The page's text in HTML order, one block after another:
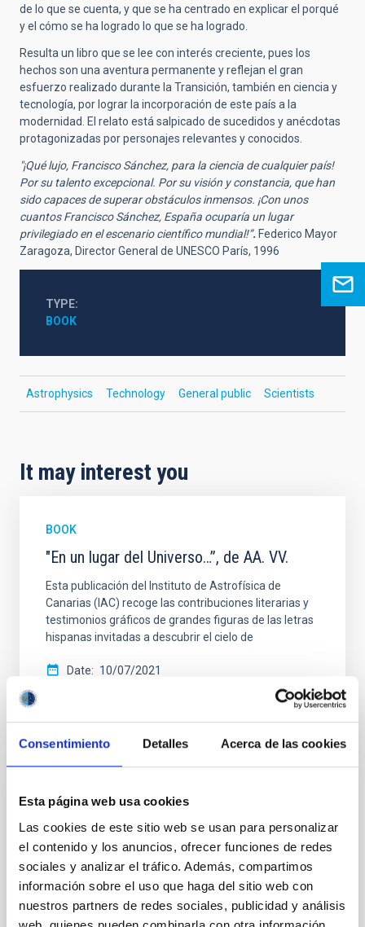
Consentimiento Detalles Acerca de las cookies
Esta página web usa cookies
Las cookies de este sitio web se usan para personalizar
el contenido y los anuncios, ofrecer funciones de redes
sociales y analizar el tráfico. Además, compartimos
información sobre el uso que haga del sitio web con
nuestros partners de redes sociales, publicidad y análisis
de lo que se cuenta, y que se ha centrado en explicar el porqué
y el cómo se ha logrado lo que se ha logrado.
Resulta un libro que se lee con interés creciente, pues los
hechos son una aventura permanente y reflejan el gran
esfuerzo realizado durante la Transición, también en ciencia y
tecnología, por lograr la incorporación de este país a la
modernidad. El relato está salpicado de sucedidos y anécdotas
protagonizadas por personajes relevantes y conocidos.
"¡Qué lujo, Francisco Sánchez, para la ciencia de cualquier país!
Por su talento excepcional. Por su visión y constancia, que han
sido capaces de superar obstáculos inmensos. ¡Con unos
cuantos Francisco Sánchez, España ocuparía un lugar
privilegiado en el escenario científico mundial!”. Federico Mayor
Zaragoza, Director General de UNESCO París, 1996
TYPE
BOOK
Astrophysics Technology General public Scientists
It may interest you
BOOK
"En un lugar del Universo…”, de AA. VV.
Esta publicación del Instituto de Astrofísica de
Canarias (IAC) recoge las contribuciones literarias y
testimonios gráficos de grandes figuras de las letras
hispanas invitadas a descubrir el cielo de
Date 10/07/2021
BOOK
“OBSERVANDO EL SOL DESDE TENERIFE.
Una aventura sobre el mar de nubes”, del
físico solar Manuel Vázquez Abeledo.
Las Islas Canarias, un archipiélago en medio del
Atlántico. En principio, nada que destacar a un